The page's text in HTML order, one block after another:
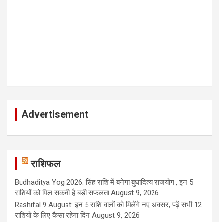
Advertisement
राशिफल
Budhaditya Yog 2026: सिंह राशि में बनेगा बुधादित्य राजयोग , इन 5
राशियों को मिल सकती है बड़ी सफलता August 9, 2026
Rashifal 9 August: इन 5 राशि वालों को मिलेंगे नए अवसर, पढ़ें सभी 12
राशियों के लिए कैसा रहेगा दिन August 9, 2026